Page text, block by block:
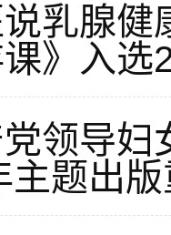
说乳腺
》入
党领导
主题出